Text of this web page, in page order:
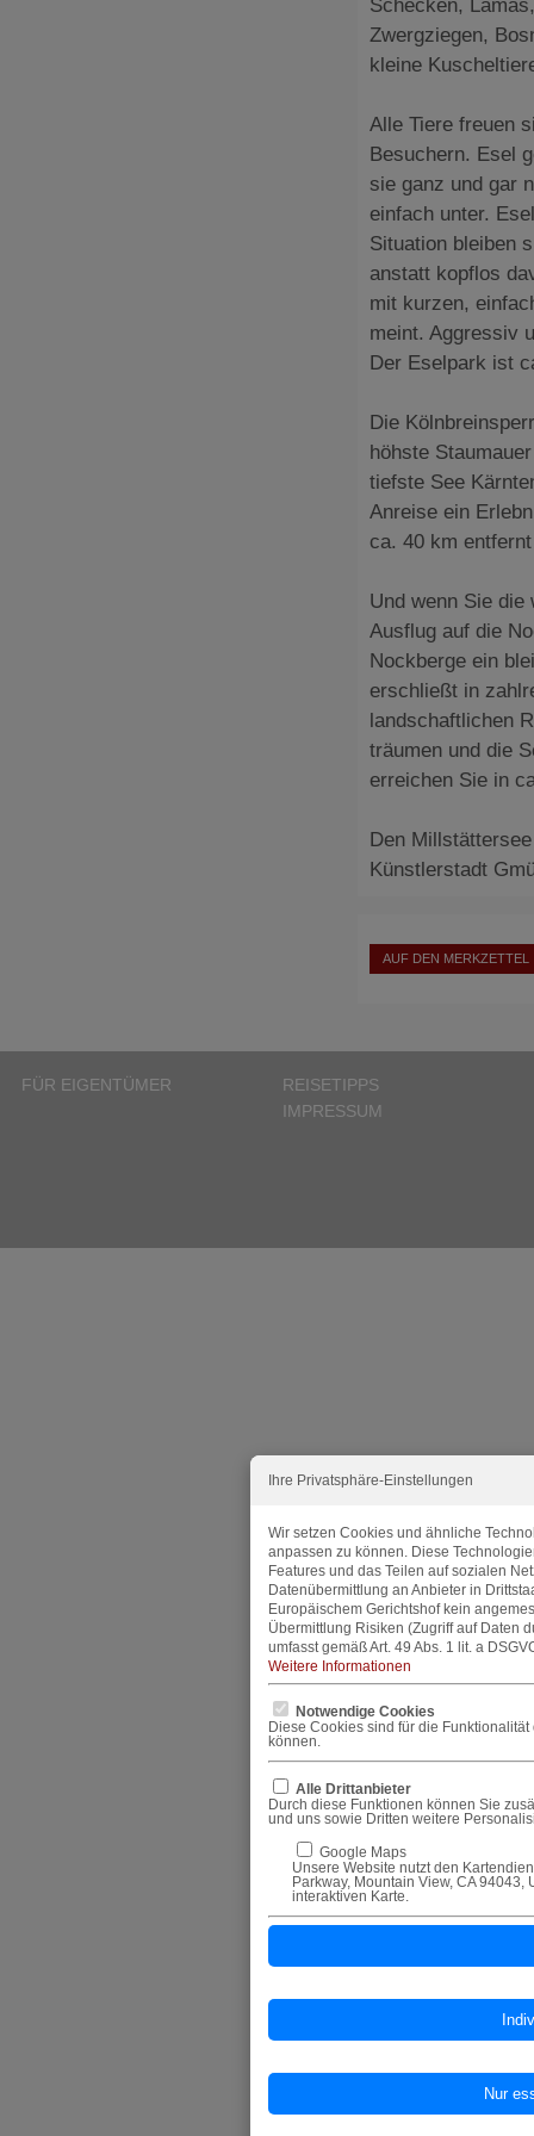
Ihre Privatsphäre-Einstellungen
Wir setzen Cookies und ähnliche
anpassen zu können. Diese
Features und das Teilen auf sozialen
Datenübermittlung an Anbieter in
Europäischem Gerichtshof kein
Übermittlung Risiken (Zugriff auf Daten
umfasst gemäß Art. 49 Abs. 1 lit. a
Weitere Informationen
Notwendige Cookies
Diese Cookies sind für die
können.
Alle Drittanbieter
Durch diese Funktionen können Sie
und uns sowie Dritten weitere
Google Maps
Unsere Website nutzt den
Parkway, Mountain View, CA
interaktiven Karte.
Schecken,
Zwergziegen,
kleine
Alle Tiere freuen
Besuchern. Esel
sie ganz und gar
einfach unter.
Situation bleiben
anstatt kopflos
mit kurzen,
meint. Aggressiv
Der Eselpark ist
Die
höhste
tiefste See
Anreise ein
ca. 40 km
Und wenn Sie
Ausflug auf die
Nockberge ein
erschließt in
landschaftlichen
träumen und die
erreichen Sie in
Den
Künstlerstadt
AUF DEN MERKZETTEL
FÜR EIGENTÜMER
REISETIPPS
IMPRESSUM